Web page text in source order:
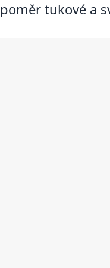
poměr tukové a